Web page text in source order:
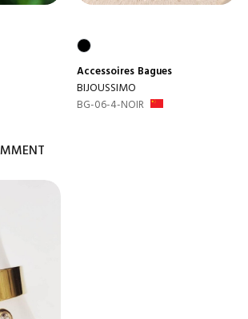
Accessoires Bagues
BIJOUSSIMO
BG-06-4-NOIR